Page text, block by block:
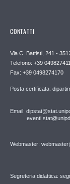
CONTATTI
Via C. Battisti, 241 -
Telefono: +39
Fax: +39 0498274170
Posta certificata:
Email:
Webmaster:
Segreteria didattica: